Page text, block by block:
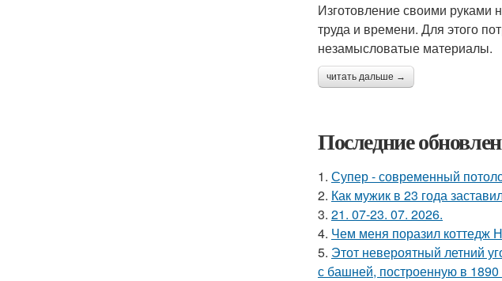
Изготовление своими руками
труда и времени. Для этого
незамысловатые материалы.
читать дальше →
Последние
1. Супер - современный
2. Как мужик в 23 года
3. 21. 07-23. 07. 2026.
4. Чем меня поразил коттедж
5. Этот невероятный летний
с башней, построенную в 1890